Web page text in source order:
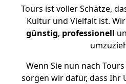
Tours ist voller Schätze,
Kultur und Vielfalt ist.
günstig, professionell
Wenn Sie nun nach
sorgen wir dafür, dass Ihr